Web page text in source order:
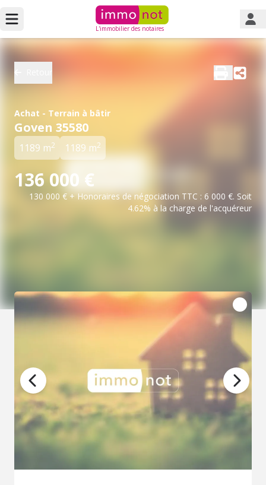
L'immobilier des notaires
Achat - Terrain à bâtir
Goven 35580
1189 m2 1189 m2
136 000 €
130 000 € + Honoraires de négociation TTC : 6 000 €. Soit
4.62% à la charge de l'acquéreur